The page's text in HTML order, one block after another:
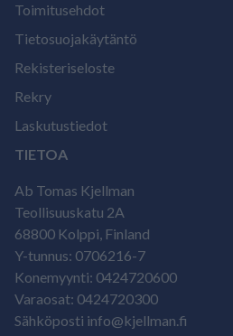
Toimitusehdot
Tietosuojakäytäntö
Rekisteriseloste
Rekry
Laskutustiedot
TIETOA
Ab Tomas Kjellman
Teollisuuskatu 2A
68800 Kolppi, Finland
Y-tunnus: 0706216-7
Konemyynti: 0424720600
Varaosat: 0424720300
Sähköposti info@kjellman.fi